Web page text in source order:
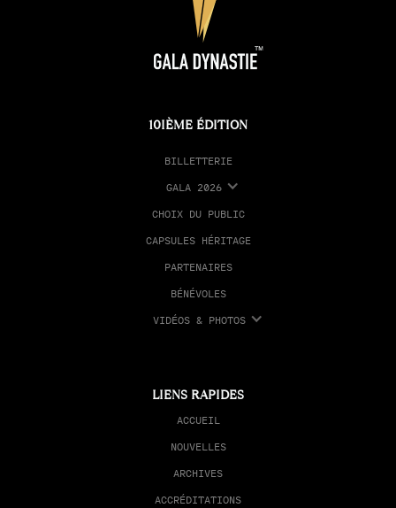
10IÈME ÉDITION
BILLETTERIE
GALA 2026
CHOIX DU PUBLIC
CAPSULES HÉRITAGE
PARTENAIRES
BÉNÉVOLES
VIDÉOS & PHOTOS
LIENS RAPIDES
ACCUEIL
NOUVELLES
ARCHIVES
ACCRÉDITATIONS